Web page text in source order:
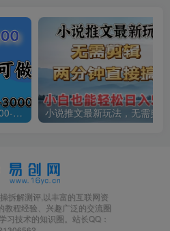
网创项目，刚上手日收益300-500左右，熟悉后日收益1500-3000
拆解测评,以丰富的互联网资
教程经验、兴趣广泛的交流圈
习技术的知识圈。站长QQ：